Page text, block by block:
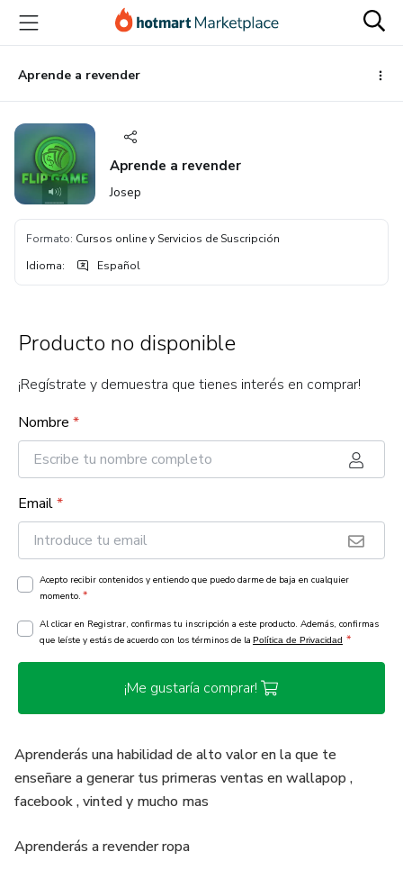
principal
página
de
página
Aprende a revender
Aprende a revender
Josep
Formato: Cursos online y Servicios de Suscripción
Idioma: Español
Producto no disponible
¡Regístrate y demuestra que tienes interés en comprar!
Nombre *
Email*
Acepto recibir contenidos y entiendo que puedo darme de baja en cualquier
momento. *
Al clicar en Registrar, confirmas tu inscripción a este producto. Además, confirmas
que leíste y estás de acuerdo con los términos de la Política de Privacidad *
¡Me gustaría comprar!
Aprenderás una habilidad de alto valor en la que te
enseñare a generar tus primeras ventas en wallapop ,
facebook , vinted y mucho mas
Aprenderás a revender ropa